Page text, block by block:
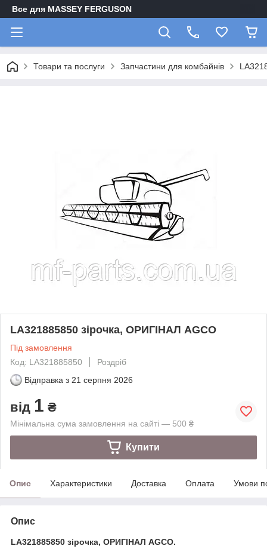
Все для MASSEY FERGUSON
Товари та послуги Запчастини для комбайнів
LA321885850 зірочка, ОРИГІНАЛ AGCO
Під замовлення
Код: LA321885850
Роздріб
Відправка з 21 серпня 2026
від 1 ₴
Мінімальна сума замовлення на сайті — 500 ₴
Купити
Опис Характеристики Доставка Оплата Умови
Опис
LA321885850 зірочка, ОРИГІНАЛ AGCO.